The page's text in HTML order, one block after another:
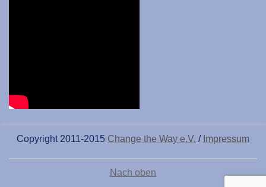
Copyright 2011-2015 Change the Way e.V. / Impressum
Nach oben